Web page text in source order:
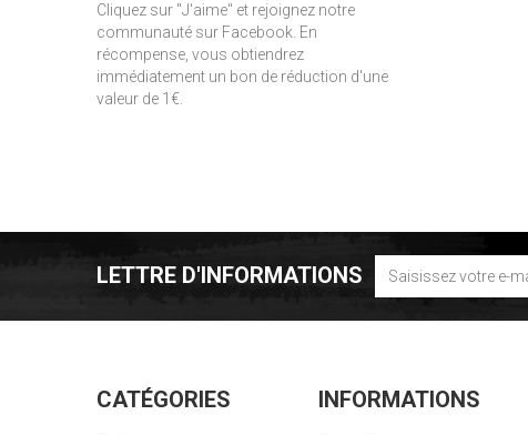
Cliquez sur "J'aime" et rejoignez notre
communauté sur Facebook. En
récompense, vous obtiendrez
immédiatement un bon de réduction d'une
valeur de 1€.
LETTRE D'INFORMATIONS
CATÉGORIES INFORMATIONS